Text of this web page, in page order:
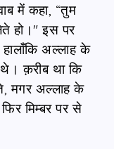
में कहा, “तुम
हो।" इस पर
अल्लाह के
क़रीब था कि
मगर अल्लाह के
मिम्बर पर से